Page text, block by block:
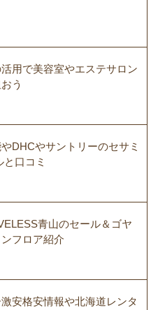
用で美容室やエステサロン
う
DHCやサントリーのセサミ
口コミ
青山のセール＆ゴヤ
フロア紹介
安格安情報や北海道レンタ